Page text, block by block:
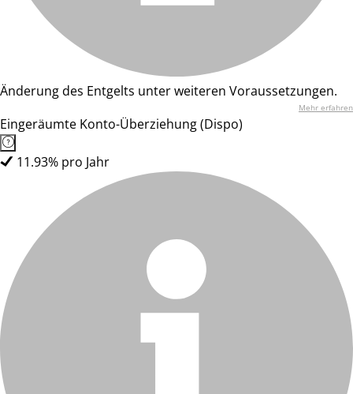
Änderung des Entgelts unter weiteren Voraussetzungen.
Mehr erfahren
Eingeräumte Konto-Überziehung (Dispo)
11.93% pro Jahr